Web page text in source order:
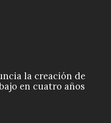
la creación de
en cuatro años